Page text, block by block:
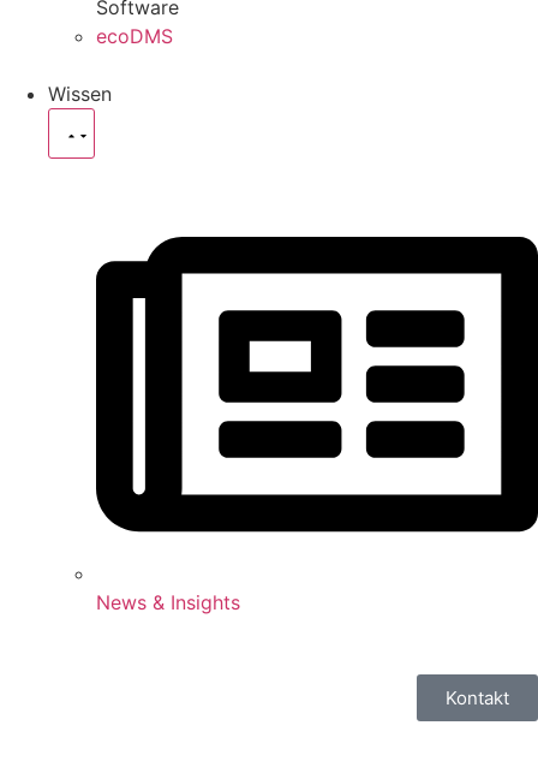
Software
ecoDMS
Wissen
News & Insights
Kontakt